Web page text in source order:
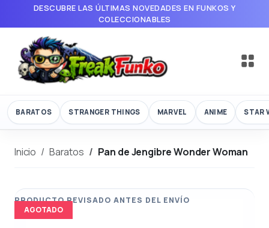
DESCUBRE LAS ÚLTIMAS NOVEDADES EN FUNKOS Y
COLECCIONABLES
BARATOS STRANGER THINGS MARVEL ANIME STAR
Inicio Baratos Pan de Jengibre Wonder Woman
AGOTADO